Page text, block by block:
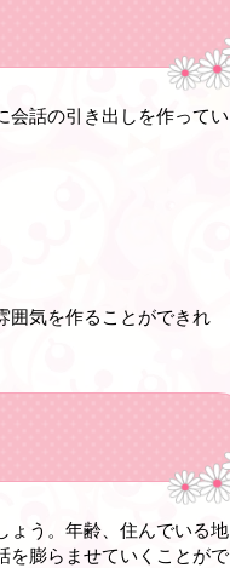
会話の引き出しを作ってい
囲気を作ることができれ
ょう。年齢、住んでいる地
を膨らませていくことがで